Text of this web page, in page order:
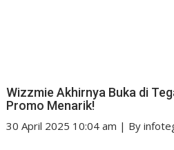
Wizzmie Akhirnya Buka di
Promo Menarik!
30 April 2025 10:04 am | By